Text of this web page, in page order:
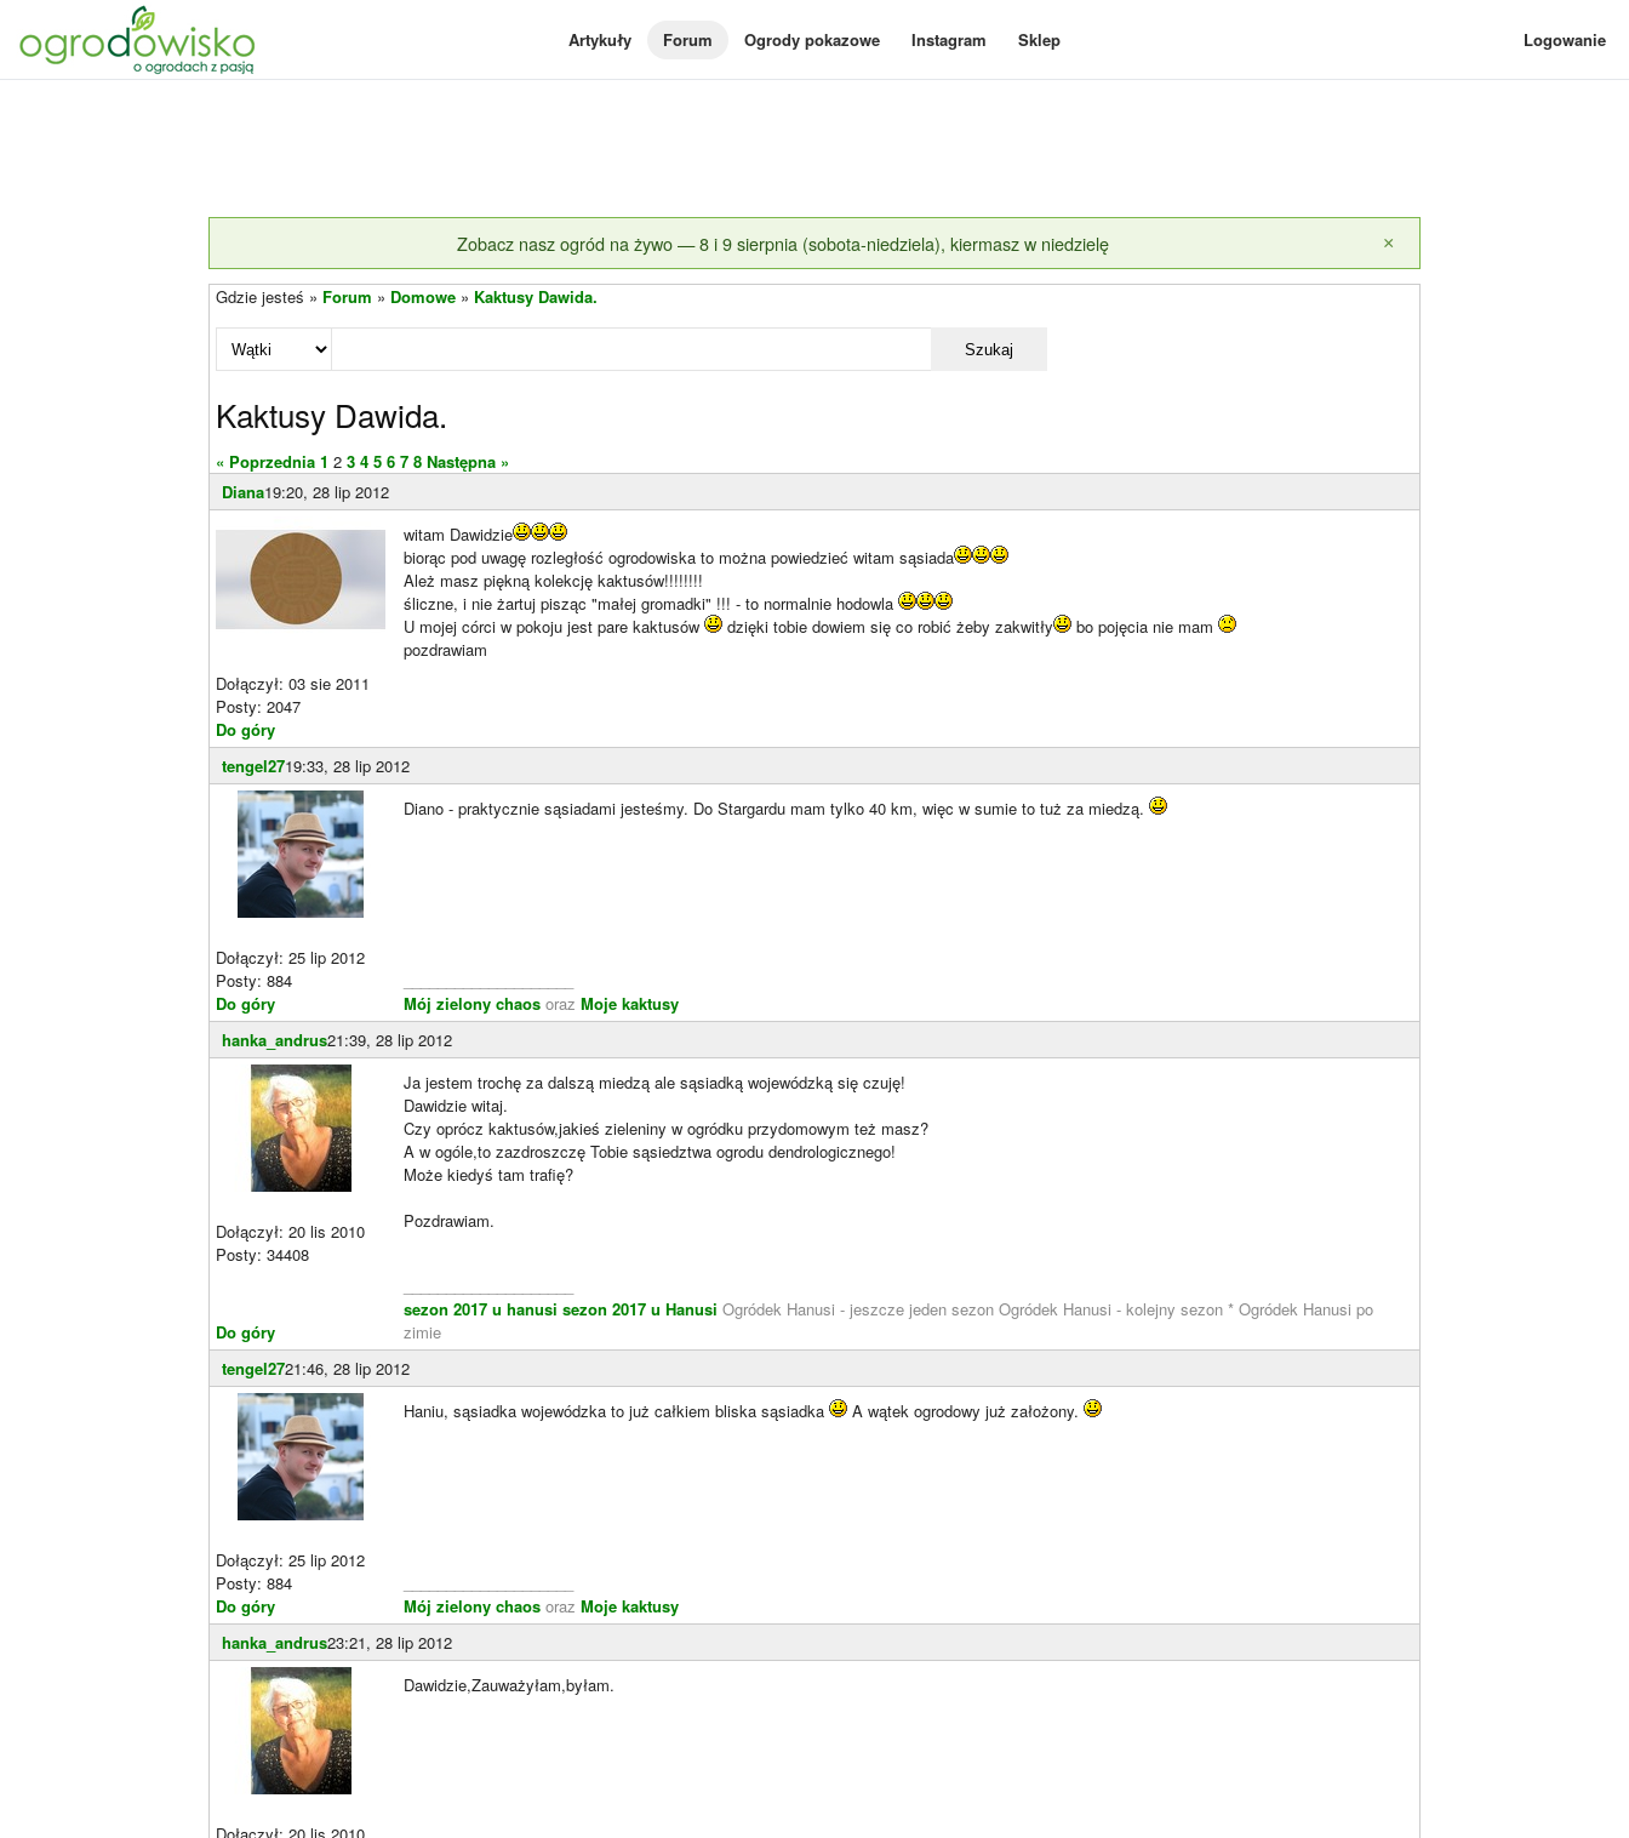
Artykuły Forum Ogrody pokazowe Instagram Sklep Logowanie
Zobacz nasz ogród na żywo — 8 i 9 sierpnia (sobota-niedziela), kiermasz w niedzielę ×
Gdzie jesteś » Forum » Domowe » Kaktusy Dawida.
Szukaj
Kaktusy Dawida.
« Poprzednia 1 2 3 4 5 6 7 8 Następna »
Diana19:20, 28 lip 2012
Dołączył: 03 sie 2011
Posty: 2047
Do góry
witam Dawidzie
biorąc pod uwagę rozległość ogrodowiska to można powiedzieć witam sąsiada
Ależ masz piękną kolekcję kaktusów!!!!!!!!
śliczne, i nie żartuj pisząc "małej gromadki" !!! - to normalnie hodowla
U mojej córci w pokoju jest pare kaktusów
dzięki tobie dowiem się co robić żeby zakwitły
bo pojęcia nie mam
pozdrawiam
tengel2719:33, 28 lip 2012
Dołączył: 25 lip 2012
Posty: 884
Do góry
Diano - praktycznie sąsiadami jesteśmy. Do Stargardu mam tylko 40 km, więc w sumie to tuż za miedzą.
Mój zielony chaos oraz Moje kaktusy
hanka_andrus21:39, 28 lip 2012
Dołączył: 20 lis 2010
Posty: 34408
Do góry
Ja jestem trochę za dalszą miedzą ale sąsiadką wojewódzką się czuję!
Dawidzie witaj.
Czy oprócz kaktusów,jakieś zieleniny w ogródku przydomowym też masz?
A w ogóle,to zazdroszczę Tobie sąsiedztwa ogrodu dendrologicznego!
Może kiedyś tam trafię?
Pozdrawiam.
sezon 2017 u hanusi sezon 2017 u Hanusi Ogródek Hanusi - jeszcze jeden sezon Ogródek Hanusi - kolejny sezon * Ogródek Hanusi po
zimie
tengel2721:46, 28 lip 2012
Dołączył: 25 lip 2012
Posty: 884
Do góry
Haniu, sąsiadka wojewódzka to już całkiem bliska sąsiadka A wątek ogrodowy już założony.
Mój zielony chaos oraz Moje kaktusy
hanka_andrus23:21, 28 lip 2012
Dawidzie,Zauważyłam,byłam.